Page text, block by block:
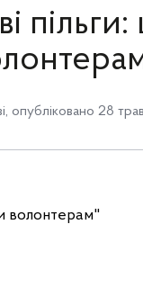
, опубліковано 28
волонтерам"